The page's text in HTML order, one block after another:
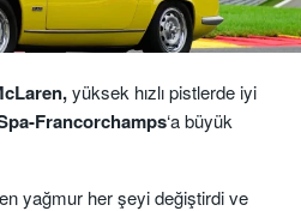
yüksek hızlı pistlerde iyi
Francorchamps‘a büyük
yağmur her şeyi değiştirdi ve